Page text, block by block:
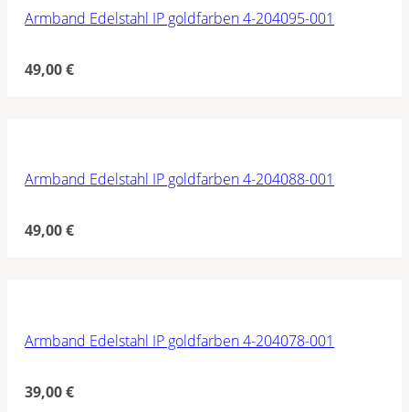
Armband Edelstahl IP goldfarben 4-204095-001
49,00€
Armband Edelstahl IP goldfarben 4-204088-001
49,00€
Armband Edelstahl IP goldfarben 4-204078-001
39,00€